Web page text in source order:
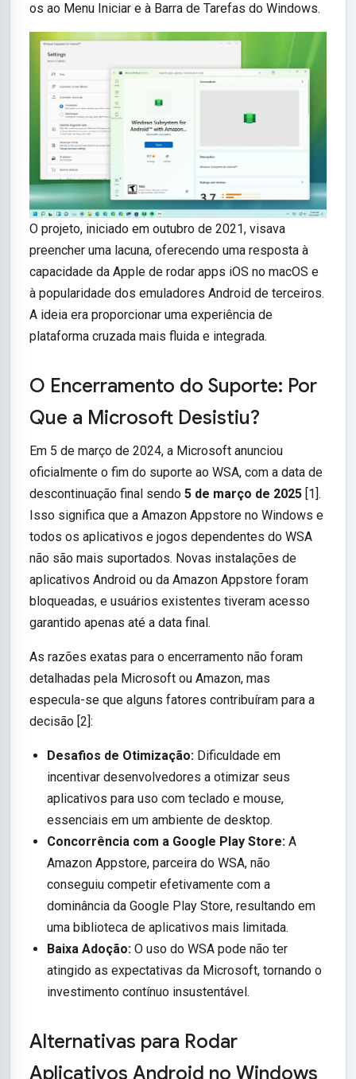
os ao Menu Iniciar e à Barra de Tarefas do Windows.
O projeto, iniciado em outubro de 2021, visava
preencher uma lacuna, oferecendo uma resposta à
capacidade da Apple de rodar apps iOS no macOS e
à popularidade dos emuladores Android de terceiros.
A ideia era proporcionar uma experiência de
plataforma cruzada mais fluida e integrada.
O Encerramento do Suporte: Por
Que a Microsoft Desistiu?
Em 5 de março de 2024, a Microsoft anunciou
oficialmente o fim do suporte ao WSA, com a data de
descontinuação final sendo 5 de março de 2025 [1].
Isso significa que a Amazon Appstore no Windows e
todos os aplicativos e jogos dependentes do WSA
não são mais suportados. Novas instalações de
aplicativos Android ou da Amazon Appstore foram
bloqueadas, e usuários existentes tiveram acesso
garantido apenas até a data final.
As razões exatas para o encerramento não foram
detalhadas pela Microsoft ou Amazon, mas
especula-se que alguns fatores contribuíram para a
decisão [2]:
Desafios de Otimização: Dificuldade em
incentivar desenvolvedores a otimizar seus
aplicativos para uso com teclado e mouse,
essenciais em um ambiente de desktop.
Concorrência com a Google Play Store: A
Amazon Appstore, parceira do WSA, não
conseguiu competir efetivamente com a
dominância da Google Play Store, resultando em
uma biblioteca de aplicativos mais limitada.
Baixa Adoção: O uso do WSA pode não ter
atingido as expectativas da Microsoft, tornando o
investimento contínuo insustentável.
Alternativas para Rodar
Aplicativos Android no Windows